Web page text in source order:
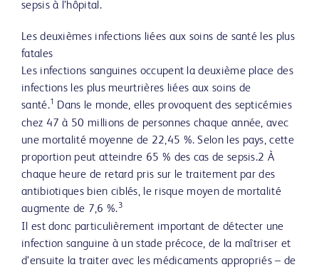
sepsis à l’hôpital.
Les deuxièmes infections liées aux soins de santé les plus
fatales
Les infections sanguines occupent la deuxième place des
infections les plus meurtrières liées aux soins de
santé.1
Dans le monde, elles provoquent des septicémies
chez 47 à 50 millions de personnes chaque année, avec
une mortalité moyenne de 22,45 %. Selon les pays, cette
proportion peut atteindre 65 % des cas de sepsis.2 À
chaque heure de retard pris sur le traitement par des
antibiotiques bien ciblés, le risque moyen de mortalité
augmente de 7,6 %.3
Il est donc particulièrement important de détecter une
infection sanguine à un stade précoce, de la maîtriser et
d’ensuite la traiter avec les médicaments appropriés – de